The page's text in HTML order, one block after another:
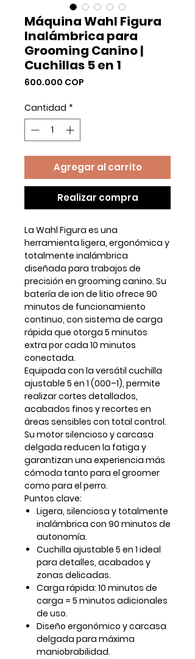
Máquina Wahl Figura
Inalámbrica para
Grooming Canino |
Cuchillas 5 en 1
600.000 COP
Cantidad *
Agregar al carrito
Realizar compra
La Wahl Figura es una
herramienta ligera, ergonómica y
totalmente inalámbrica
diseñada para trabajos de
precisión en grooming canino. Su
batería de ion de litio ofrece 90
minutos de funcionamiento
continuo, con sistema de carga
rápida que otorga 5 minutos
extra por cada 10 minutos
conectada.
Equipada con la versátil cuchilla
ajustable 5 en 1 (000–1), permite
realizar cortes detallados,
acabados finos y recortes en
áreas sensibles con total control.
Su motor silencioso y carcasa
delgada reducen la fatiga y
garantizan una experiencia más
cómoda tanto para el groomer
como para el perro.
Puntos clave:
Ligera, silenciosa y totalmente
inalámbrica con 90 minutos de
autonomía.
Cuchilla ajustable 5 en 1 ideal
para detalles, acabados y
zonas delicadas.
Carga rápida: 10 minutos de
carga = 5 minutos adicionales
de uso.
Diseño ergonómico y carcasa
delgada para máxima
maniobrabilidad.